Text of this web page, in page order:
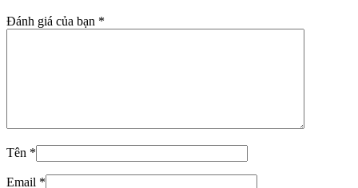
Đánh giá của bạn *
Tên *
Email *